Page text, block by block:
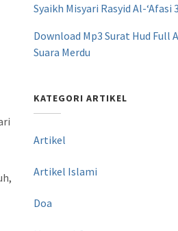
Syaikh Misyari Rasyid Al-‘Afasi
Download Mp3 Surat Hud Full
Suara Merdu
KATEGORI ARTIKEL
Artikel
Artikel Islami
Doa